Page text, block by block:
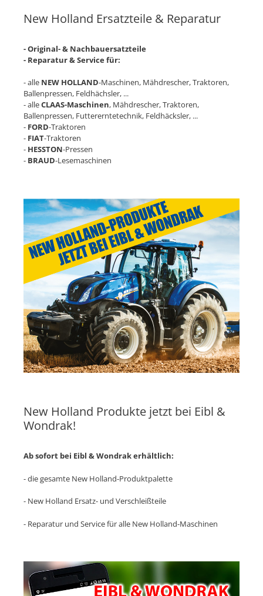
New Holland Ersatzteile & Reparatur
- Original- & Nachbauersatzteile
- Reparatur & Service für:
- alle NEW HOLLAND-Maschinen, Mähdrescher, Traktoren,
Ballenpressen, Feldhächsler, ...
- alleCLAAS-Maschinen, Mähdrescher, Traktoren,
Ballenpressen, Futtererntetechnik, Feldhäcksler, ...
- FORD-Traktoren
- FIAT-Traktoren
- HESSTON-Pressen
- BRAUD-Lesemaschinen
New Holland Produkte jetzt bei Eibl &
Wondrak!
Ab sofort bei Eibl & Wondrak erhältlich:
- die gesamte New Holland-Produktpalette
- New Holland Ersatz- und Verschleißteile
- Reparatur und Service für alle New Holland-Maschinen